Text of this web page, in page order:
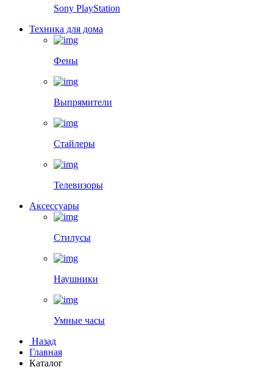
Sony PlayStation
Техника для дома
Фены
Выпрямители
Стайлеры
Телевизоры
Аксессуары
Стилусы
Наушники
Умные часы
Назад
Главная
Каталог